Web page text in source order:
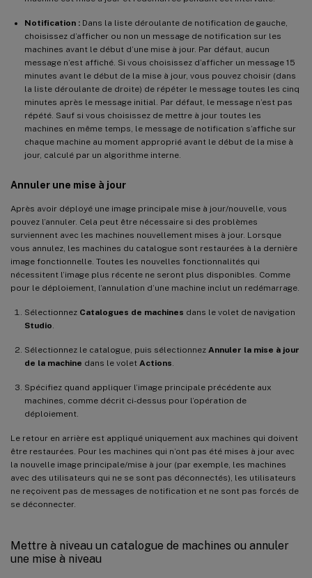
Notification : Dans la liste déroulante de notification de gauche,
choisissez d’afficher ou non un message de notification sur les
machines avant le début d’une mise à jour. Par défaut, aucun
message n’est affiché. Si vous choisissez d’afficher un message 15
minutes avant le début de la mise à jour, vous pouvez choisir (dans
la liste déroulante de droite) de répéter le message toutes les cinq
minutes après le message initial. Par défaut, le message n’est pas
répété. Sauf si vous choisissez de mettre à jour toutes les
machines en même temps, le message de notification s’affiche sur
chaque machine au moment approprié avant le début de la mise à
jour, calculé par un algorithme interne.
Annuler une mise à jour
Après avoir déployé une image principale mise à jour/nouvelle, vous
pouvez l’annuler. Cela peut être nécessaire si des problèmes
surviennent avec les machines nouvellement mises à jour. Lorsque
vous annulez, les machines du catalogue sont restaurées à la dernière
image fonctionnelle. Toutes les nouvelles fonctionnalités qui
nécessitent l’image plus récente ne seront plus disponibles. Comme
pour le déploiement, l’annulation d’une machine inclut un redémarrage.
Sélectionnez Catalogues de machines dans le volet de navigation
Studio
Sélectionnez le catalogue, puis sélectionnez Annuler la mise à jour
de la machine dans le volet Actions
Spécifiez quand appliquer l’image principale précédente aux
machines, comme décrit ci-dessus pour l’opération de
déploiement.
Le retour en arrière est appliqué uniquement aux machines qui doivent
être restaurées. Pour les machines qui n’ont pas été mises à jour avec
la nouvelle image principale/mise à jour (par exemple, les machines
avec des utilisateurs qui ne se sont pas déconnectés), les utilisateurs
ne reçoivent pas de messages de notification et ne sont pas forcés de
se déconnecter.
Mettre à niveau un catalogue de machines ou annuler
une mise à niveau